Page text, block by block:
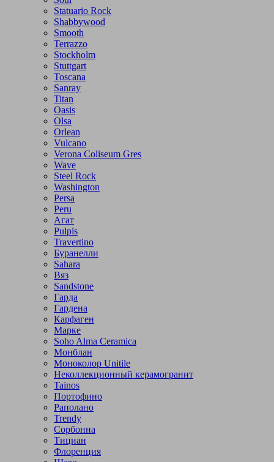
Statuario Rock
Shabbywood
Smooth
Terrazzo
Stockholm
Stuttgart
Toscana
Sanray
Titan
Oasis
Olsa
Orlean
Vulcano
Verona Coliseum Gres
Wave
Steel Rock
Washington
Persa
Peru
Агат
Pulpis
Travertino
Буранелли
Sahara
Вяз
Sandstone
Гарда
Гардена
Карфаген
Марке
Soho Alma Ceramica
Монблан
Моноколор Unitile
Неколлекционный керамогранит
Tainos
Портофино
Раполано
Trendy
Сорбонна
Тициан
Флоренция